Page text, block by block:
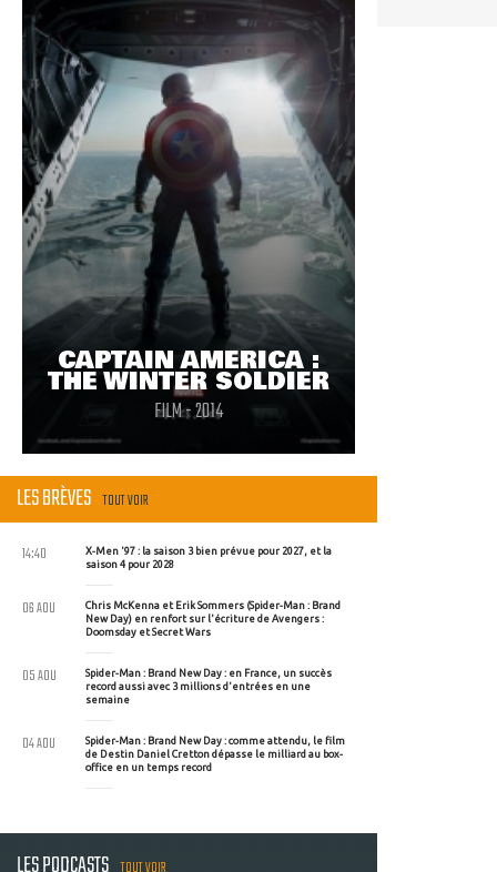
CAPTAIN AMERICA :
THE WINTER SOLDIER
FILM - 2014
LES BRÈVES TOUT VOIR
X-Men '97 : la saison 3 bien prévue pour 2027, et la
saison 4 pour 2028
14:40
Chris McKenna et Erik Sommers (Spider-Man : Brand
New Day) en renfort sur l'écriture de Avengers :
Doomsday et Secret Wars
06 AOU
Spider-Man : Brand New Day : en France, un succès
record aussi avec 3 millions d'entrées en une
semaine
05 AOU
Spider-Man : Brand New Day : comme attendu, le film
de Destin Daniel Cretton dépasse le milliard au box-
office en un temps record
04 AOU